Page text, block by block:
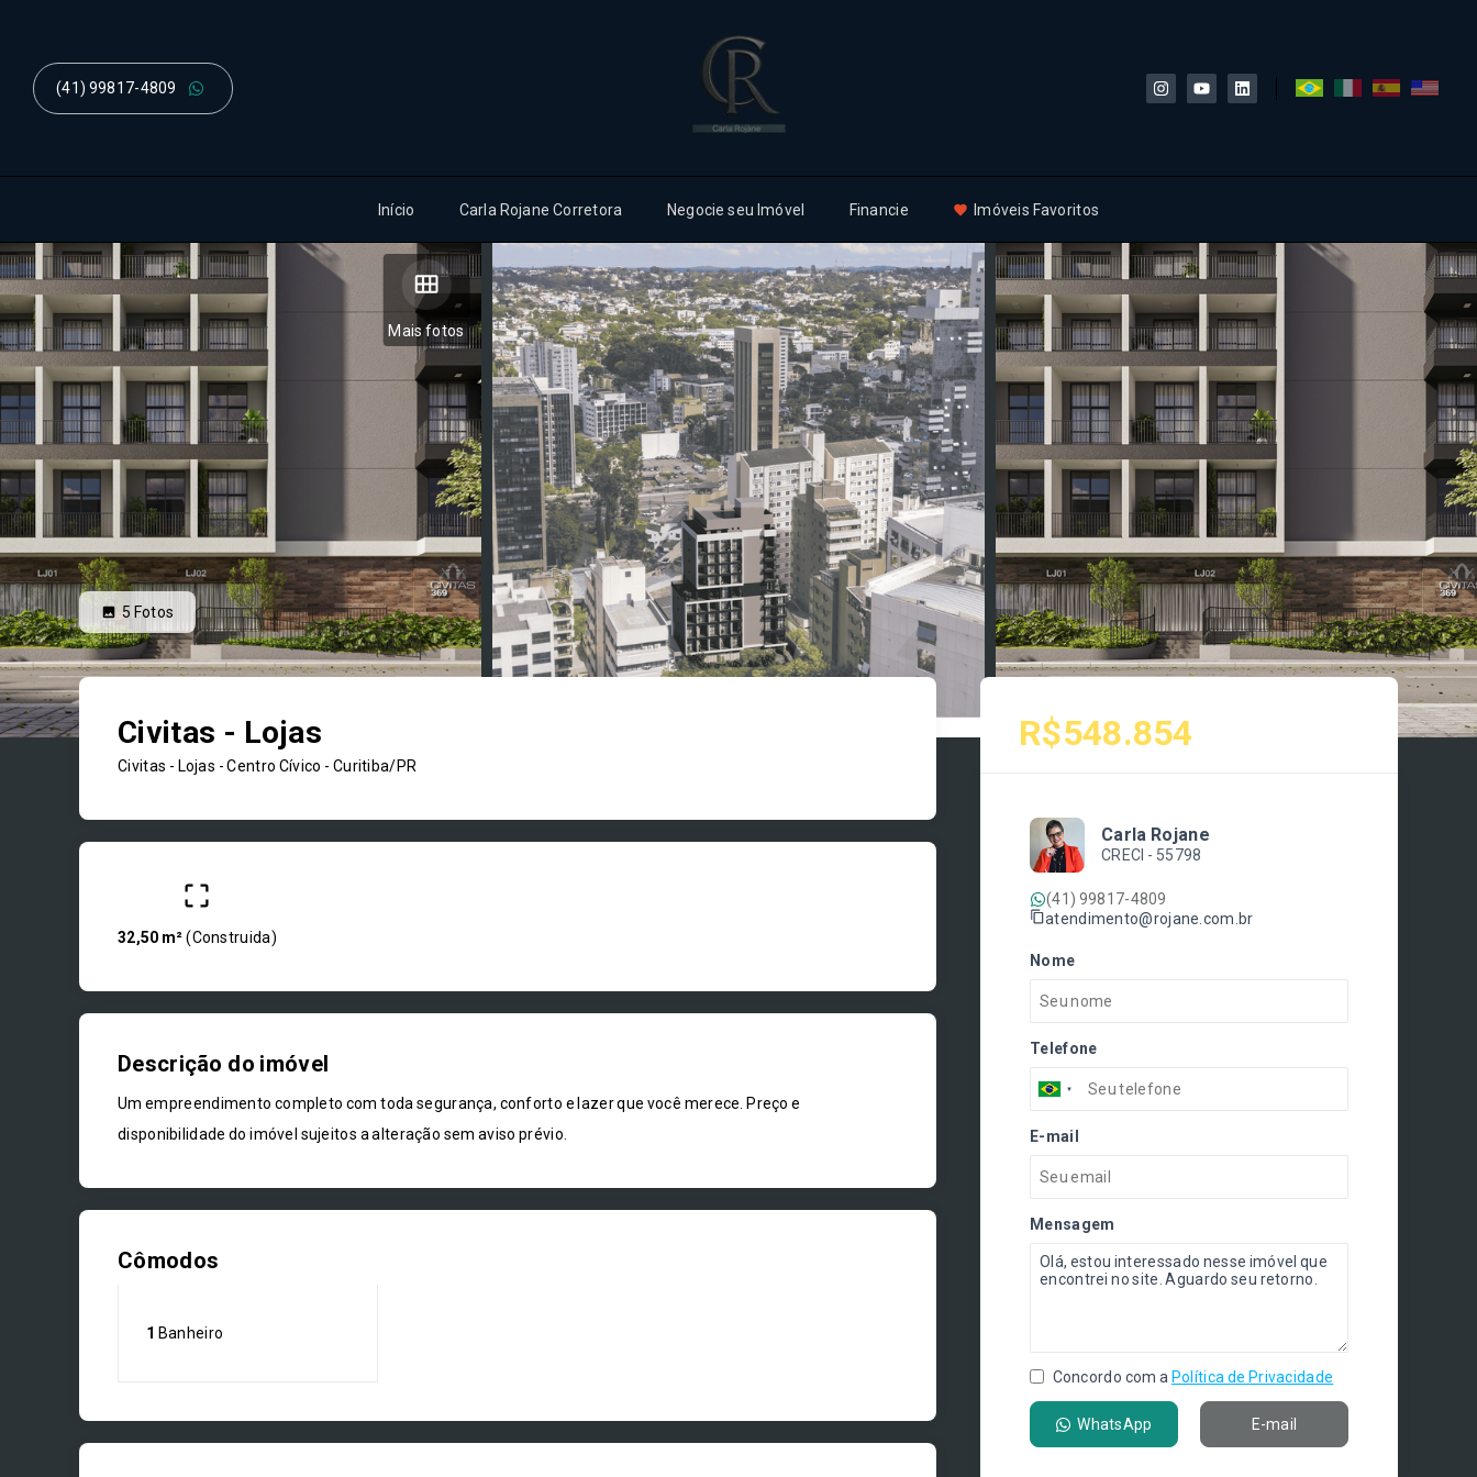
(41) 99817-4809
Início Carla Rojane Corretora Negocie seu Imóvel Financie Imóveis Favoritos
Mais fotos
5 Fotos
Civitas - Lojas
Civitas - Lojas -Centro Cívico - Curitiba/PR
32,50 m² (Construida)
Descrição do imóvel
Um empreendimento completo com toda segurança, conforto e lazer que você merece. Preço e
disponibilidade do imóvel sujeitos a alteração sem aviso prévio.
Cômodos
1 Banheiro
R$548.854
Carla Rojane
CRECI - 55798
(41) 99817-4809
atendimento@rojane.com.br
Nome
Telefone
E-mail
Mensagem
Concordo com a Política de Privacidade
WhatsApp E-mail